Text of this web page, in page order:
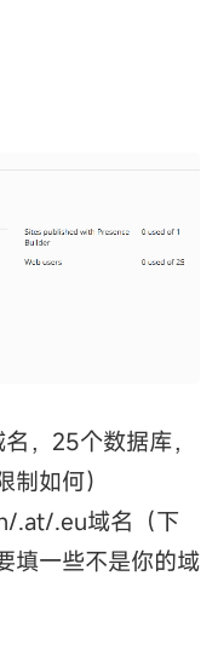
，25个数据库，
如何）
.at/.eu域名（下
填一些不是你的域